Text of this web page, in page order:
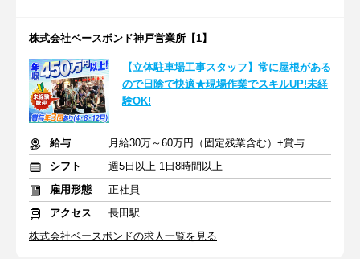
株式会社ベースボンド神戸営業所【1】
【立体駐車場工事スタッフ】常に屋根がある
ので日陰で快適★現場作業でスキルUP!未経
験OK!
給与
月給30万～60万円（固定残業含む）+賞与
シフト
週5日以上 1日8時間以上
雇用形態
正社員
アクセス
長田駅
株式会社ベースボンドの求人一覧を見る